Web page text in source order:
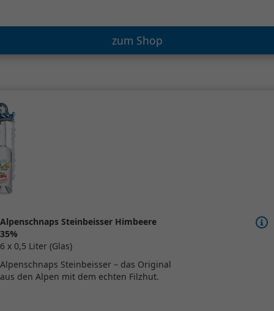
zum Shop
Alpenschnaps Steinbeisser Himbeere
35%
6 x 0,5 Liter (Glas)
Alpenschnaps Steinbeisser – das Original
aus den Alpen mit dem echten Filzhut.